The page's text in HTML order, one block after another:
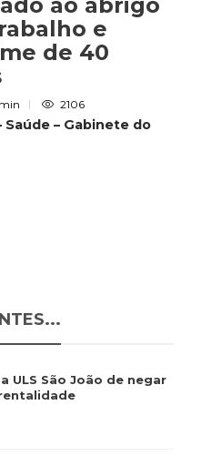
e
de 40
2106
Saúde – Gabinete do
ULS São João de negar